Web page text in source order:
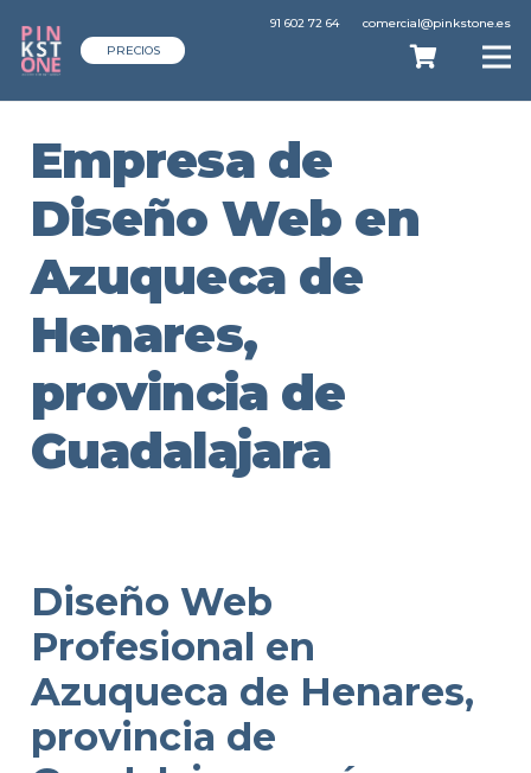
PRECIOS
91 602 72 64 comercial@pinkstone.es
Empresa de
Diseño Web en
Azuqueca de
Henares,
provincia de
Guadalajara
Diseño Web
Profesional en
Azuqueca de Henares,
provincia de